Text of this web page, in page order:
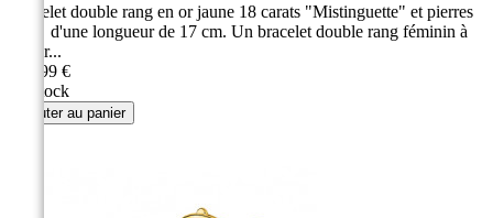
Bracelet double rang en or jaune 18 carats "Mistinguette" et pierres
fines d'une longueur de 17 cm. Un bracelet double rang féminin à
porter...
299,99 €
En stock
Ajouter au panier